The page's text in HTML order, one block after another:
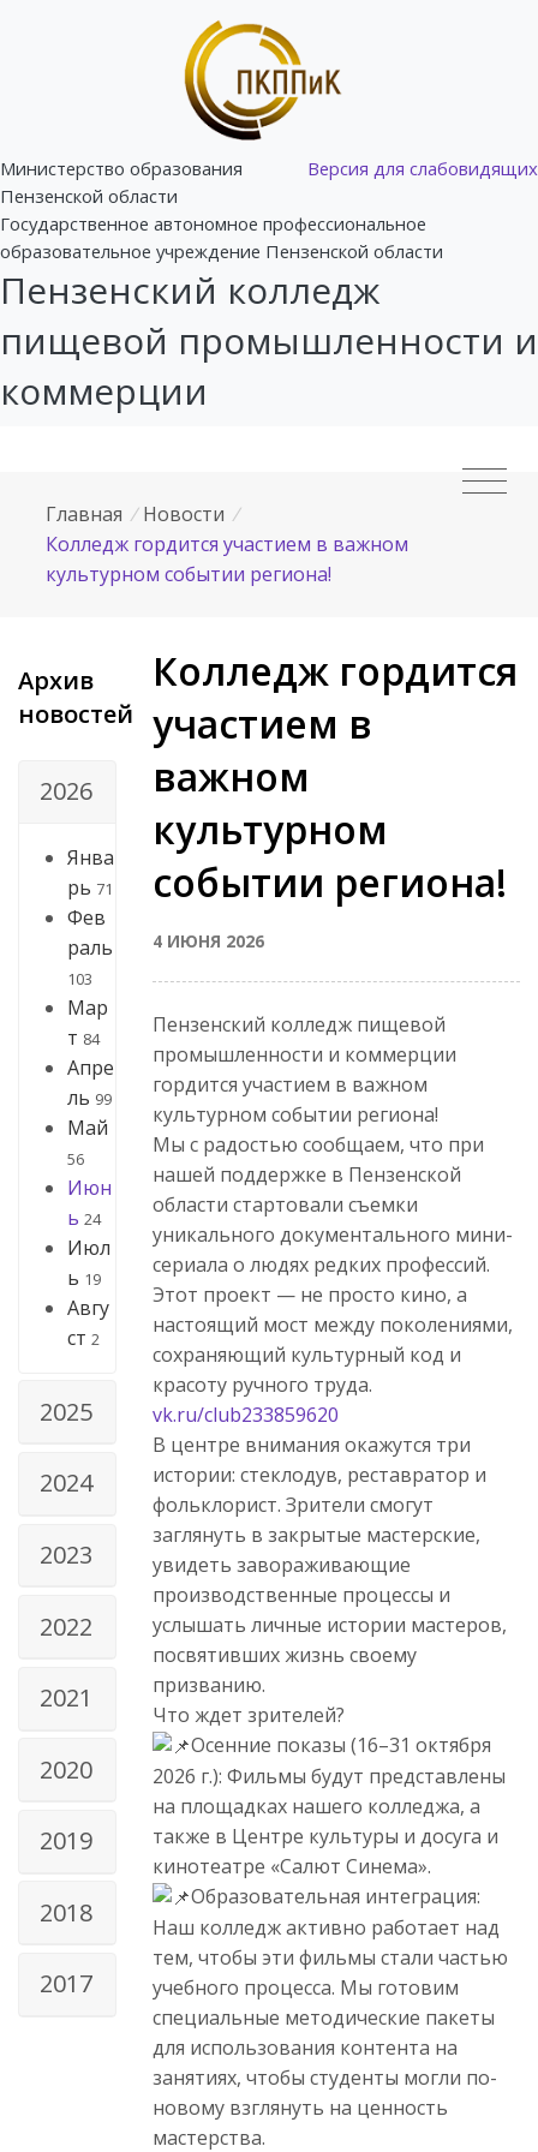
Версия для слабовидящих
Министерство образования
Пензенской области
Государственное автономное профессиональное
образовательное учреждение Пензенской области
Пензенский колледж
пищевой промышленности и
коммерции
Главная / Новости /
Колледж гордится участием в важном
культурном событии региона!
Архив
новостей
2026
Янва
рь 71
Фев
раль
103
Мар
т 84
Апре
ль 99
Май
56
Июн
ь 24
Июл
ь 19
Авгу
ст 2
2025
2024
2023
2022
2021
2020
2019
2018
2017
Колледж гордится
участием в
важном
культурном
событии региона!
4 ИЮНЯ 2026
Пензенский колледж пищевой
промышленности и коммерции
гордится участием в важном
культурном событии региона!
Мы с радостью сообщаем, что при
нашей поддержке в Пензенской
области стартовали съемки
уникального документального мини-
сериала о людях редких профессий.
Этот проект — не просто кино, а
настоящий мост между поколениями,
сохраняющий культурный код и
красоту ручного труда.
vk.ru/club233859620
В центре внимания окажутся три
истории: стеклодув, реставратор и
фольклорист. Зрители смогут
заглянуть в закрытые мастерские,
увидеть завораживающие
производственные процессы и
услышать личные истории мастеров,
посвятивших жизнь своему
призванию.
Что ждет зрителей?
Осенние показы (16–31 октября
2026 г.): Фильмы будут представлены
на площадках нашего колледжа, а
также в Центре культуры и досуга и
кинотеатре «Салют Синема».
Образовательная интеграция:
Наш колледж активно работает над
тем, чтобы эти фильмы стали частью
учебного процесса. Мы готовим
специальные методические пакеты
для использования контента на
занятиях, чтобы студенты могли по-
новому взглянуть на ценность
мастерства.